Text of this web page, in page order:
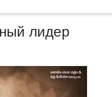
лидер